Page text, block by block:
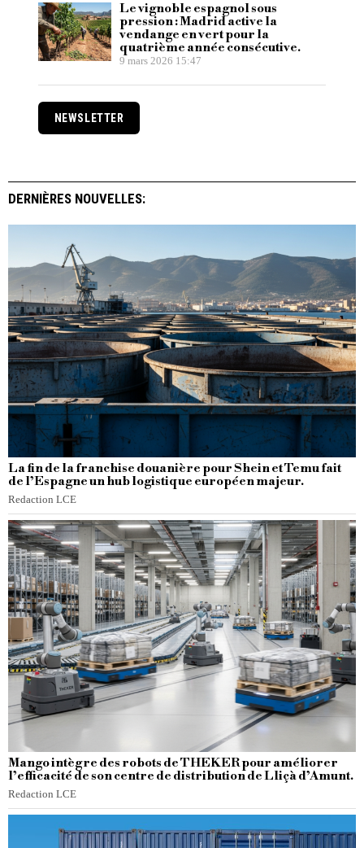
Le vignoble espagnol sous
pression : Madrid active la
vendange en vert pour la
quatrième année consécutive.
9 mars 2026 15:47
NEWSLETTER
DERNIÈRES NOUVELLES:
La fin de la franchise douanière pour Shein et Temu fait
de l’Espagne un hub logistique européen majeur.
Redaction LCE
Mango intègre des robots de THEKER pour améliorer
l’efficacité de son centre de distribution de Lliçà d’Amunt.
Redaction LCE